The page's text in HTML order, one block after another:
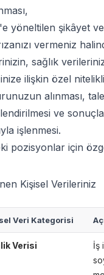
yöneltilen şikâyet
vermeniz
sağlık
ilişkin özel
alınması,
ve
işlenmesi.
pozisyonlar için
Kişisel Verileriniz
Veri Kategorisi
Verisi
İş